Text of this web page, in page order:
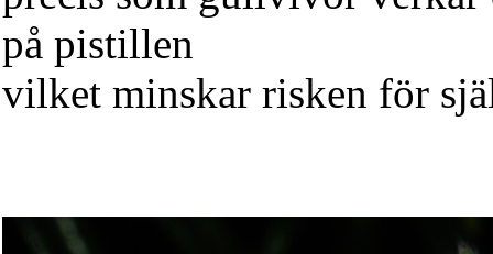
på pistillen
vilket minskar risken för